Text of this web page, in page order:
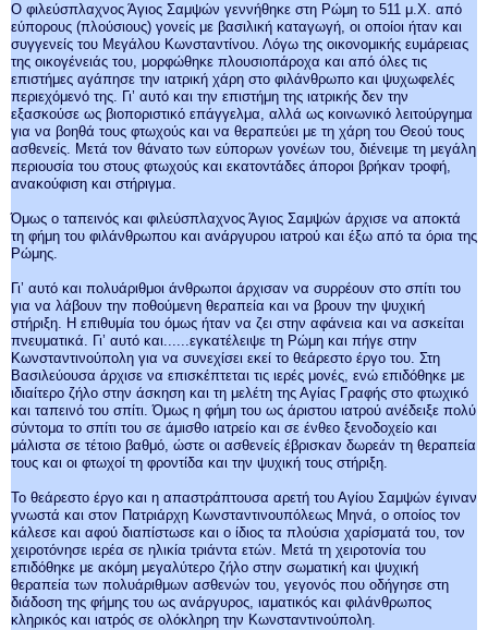
Ο φιλεύσπλαχνος Άγιος Σαμψών γεννήθηκε στη Ρώμη το 511 μ.Χ. από
εύπορους (πλούσιους) γονείς με βασιλική καταγωγή, οι οποίοι ήταν και
συγγενείς του Μεγάλου Κωνσταντίνου. Λόγω της οικονομικής ευμάρειας
της οικογένειάς του, μορφώθηκε πλουσιοπάροχα και από όλες τις
επιστήμες αγάπησε την ιατρική χάρη στο φιλάνθρωπο και ψυχωφελές
περιεχόμενό της. Γι’ αυτό και την επιστήμη της ιατρικής δεν την
εξασκούσε ως βιοποριστικό επάγγελμα, αλλά ως κοινωνικό λειτούργημα
για να βοηθά τους φτωχούς και να θεραπεύει με τη χάρη του Θεού τους
ασθενείς. Μετά τον θάνατο των εύπορων γονέων του, διένειμε τη μεγάλη
περιουσία του στους φτωχούς και εκατοντάδες άποροι βρήκαν τροφή,
ανακούφιση και στήριγμα.
Όμως ο ταπεινός και φιλεύσπλαχνος Άγιος Σαμψών άρχισε να αποκτά
τη φήμη του φιλάνθρωπου και ανάργυρου ιατρού και έξω από τα όρια της
Ρώμης.
Γι’ αυτό και πολυάριθμοι άνθρωποι άρχισαν να συρρέουν στο σπίτι του
για να λάβουν την ποθούμενη θεραπεία και να βρουν την ψυχική
στήριξη. Η επιθυμία του όμως ήταν να ζει στην αφάνεια και να ασκείται
πνευματικά. Γι’ αυτό και......εγκατέλειψε τη Ρώμη και πήγε στην
Κωνσταντινούπολη για να συνεχίσει εκεί το θεάρεστο έργο του. Στη
Βασιλεύουσα άρχισε να επισκέπτεται τις ιερές μονές, ενώ επιδόθηκε με
ιδιαίτερο ζήλο στην άσκηση και τη μελέτη της Αγίας Γραφής στο φτωχικό
και ταπεινό του σπίτι. Όμως η φήμη του ως άριστου ιατρού ανέδειξε πολύ
σύντομα το σπίτι του σε άμισθο ιατρείο και σε ένθεο ξενοδοχείο και
μάλιστα σε τέτοιο βαθμό, ώστε οι ασθενείς έβρισκαν δωρεάν τη θεραπεία
τους και οι φτωχοί τη φροντίδα και την ψυχική τους στήριξη.
Το θεάρεστο έργο και η απαστράπτουσα αρετή του Αγίου Σαμψών έγιναν
γνωστά και στον Πατριάρχη Κωνσταντινουπόλεως Μηνά, ο οποίος τον
κάλεσε και αφού διαπίστωσε και ο ίδιος τα πλούσια χαρίσματά του, τον
χειροτόνησε ιερέα σε ηλικία τριάντα ετών. Μετά τη χειροτονία του
επιδόθηκε με ακόμη μεγαλύτερο ζήλο στην σωματική και ψυχική
θεραπεία των πολυάριθμων ασθενών του, γεγονός που οδήγησε στη
διάδοση της φήμης του ως ανάργυρος, ιαματικός και φιλάνθρωπος
κληρικός και ιατρός σε ολόκληρη την Κωνσταντινούπολη.